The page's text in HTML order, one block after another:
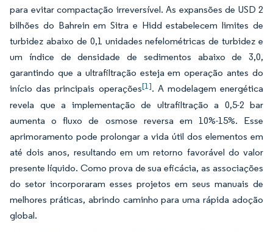
para evitar compactação irreversível. As expansões de USD 2
bilhões do Bahrein em Sitra e Hidd estabelecem limites de
turbidez abaixo de 0,1 unidades nefelométricas de turbidez e
um índice de densidade de sedimentos abaixo de 3,0,
garantindo que a ultrafiltração esteja em operação antes do
início das principais operações[1]. A modelagem energética
revela que a implementação de ultrafiltração a 0,5-2 bar
aumenta o fluxo de osmose reversa em 10%-15%. Esse
aprimoramento pode prolongar a vida útil dos elementos em
até dois anos, resultando em um retorno favorável do valor
presente líquido. Como prova de sua eficácia, as associações
do setor incorporaram esses projetos em seus manuais de
melhores práticas, abrindo caminho para uma rápida adoção
global.